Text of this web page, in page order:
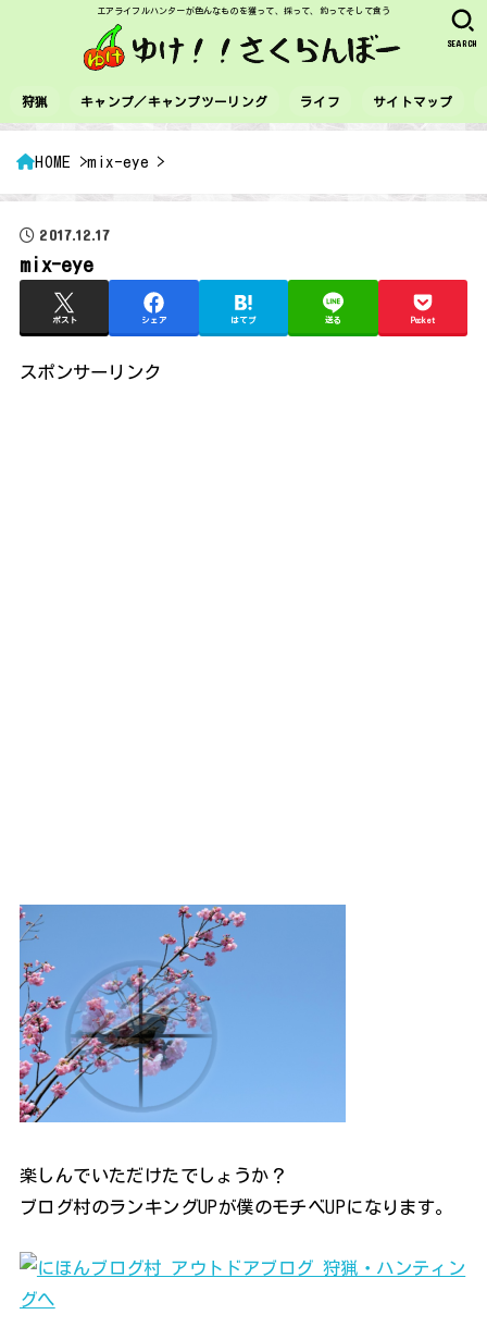
エアライフルハンターが色んなものを獲って、採って、釣ってそして食う
狩猟 キャンプ／キャンプツーリング ライフ サイトマップ
SEARCH
HOME mix-eye
2017.12.17
mix-eye
ポスト シェア はてブ 送る Pocket
スポンサーリンク
楽しんでいただけたでしょうか？
ブログ村のランキングUPが僕のモチベUPになります。